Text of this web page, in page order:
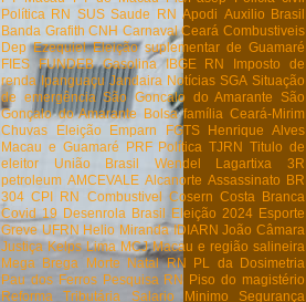
Política RN SUS Saude RN Apodi Auxilio Brasil
Banda Grafith CNH Carnaval Ceará Combustiveis
Dep Ezequiel Eleição suplementar de Guamaré
FIES
FUNDEB Gasolina IBGE RN
Imposto de
renda Ipanguaçu Jandaira Notícias SGA Situação
de emergência São Goncalo do Amarante
São
Gonçalo do Amarante
Bolsa família Ceará-Mirim
Chuvas
Eleição Emparn FGTS
Henrique Alves
Macau e Guamaré
PRF Política TJRN Titulo de
eleitor
União Brasil Wendel Lagartixa
3R
petroleum AMCEVALE Alcanorte Assassinato BR
304 CPI RN Combustivel Cosern Costa Branca
Covid 19 Desenrola Brasil Eleição 2024 Esporte
Greve UFRN Helio Miranda IDIARN João Câmara
Justiça Kelps Lima MCJ Macau e região salineira
Mega Brega
Morte Natal RN
PL da Dosimetria
Pau dos Ferros Pesquisa RN Piso do magistério
Reforma Tributária
Salario Minimo
Segurança